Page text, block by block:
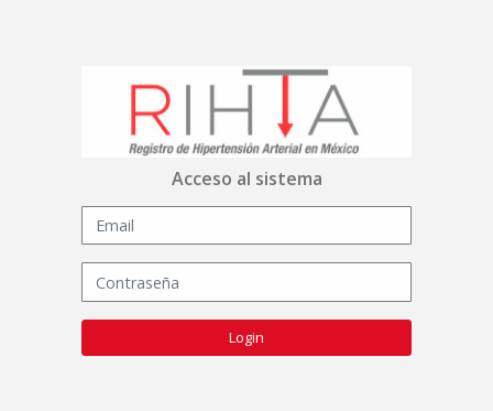
Acceso al sistema
Login